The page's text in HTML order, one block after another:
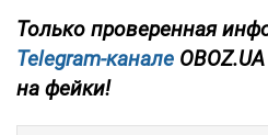
Только проверенная
Telegram-канале
на фейки!